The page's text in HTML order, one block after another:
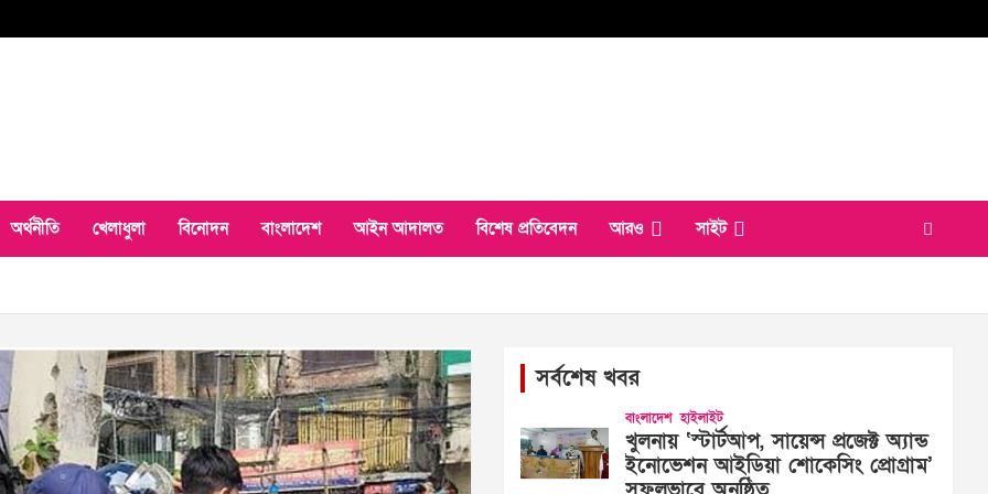
অর্থনীতি খেলাধুলা বিনোদন বাংলাদেশ আইন আদালত বিশেষ প্রতিবেদন আরও সাইট
সর্বশেষ খবর
বাংলাদেশ হাইলাইট
খুলনায় ‘স্টার্টআপ, সায়েন্স প্রজেক্ট অ্যান্ড
ইনোভেশন আইডিয়া শোকেসিং প্রোগ্রাম’